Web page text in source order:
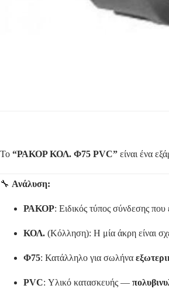
Το “ΡΑΚΟΡ ΚΟΛ. Φ75 PVC” είναι ένα
🔧 Ανάλυση:
ΡΑΚΟΡ: Ειδικός τύπος σύνδεσης που
ΚΟΛ. (Κόλληση): Η μία άκρη είναι
Φ75: Κατάλληλο για σωλήνα
PVC: Υλικό κατασκευής —